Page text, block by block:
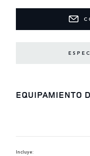
EQUIPAMIENTO
Incluye: